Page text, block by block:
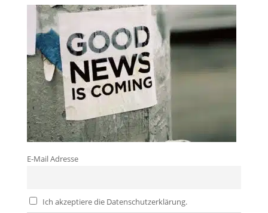
E-Mail Adresse
Ich akzeptiere die Datenschutzerklärung.